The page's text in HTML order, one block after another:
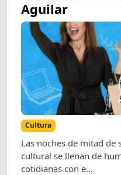
Aguilar
Cultura
Las noches de mitad de
cultural se llenan de
cotidianas con e...